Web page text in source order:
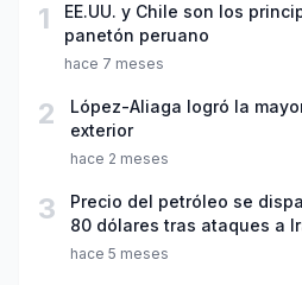
1
EE.UU. y Chile son los
panetón peruano
hace 7 meses
2
López-Aliaga logró la
exterior
hace 2 meses
3
Precio del petróleo se
80 dólares tras ataques a
hace 5 meses